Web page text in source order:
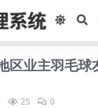
区业主羽毛球
25 0